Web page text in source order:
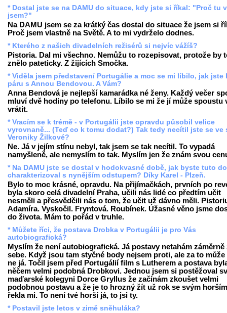
* Dostal jste se na DAMU do situace, kdy jste si říkal: "Proč tu
jsem?"
Na DAMU jsem se za krátký čas dostal do situace že jsem si
Proč jsem vlastně na Světě. A to mi vydrželo dodnes.
* Kterého z našich divadelních režisérů si nejvíc vážíš?
Pistoria. Dal mi všechno. Nemůžu to rozepisovat, protože by
znělo pateticky. Z žijících Smočka.
* Viděla jsem představení Portugálie a moc se mi líbilo, jak jste
páru s Annou Bendovou. A Vám?
Anna Bendová je nejlepší kamarádka né ženy. Každý večer
mluví dvě hodiny po telefonu. Líbilo se mi že jí může spoustu
vrátit.
* Vracím se k trémě - v Portugálii jste opravdu působil velice
vyrovnaně... (Teď co k tomu dodat?) Tak tedy necítil jste se ve
Veroniky Žilkové?
Ne. Já v jejím stínu nebyl, tak jsem se tak necítil. To vypadá
namyšleně, ale nemyslím to tak. Myslím jen že znám svou
* Na DAMU jste se dostal v hodokvasné době, jak byste tuto
charakterizoval s nynějším odstupem? Díky Karel - Plzeň.
Bylo to moc krásné, opravdu. Na přijímačkách, prvních po
byla skoro celá divadelní Praha, učili nás lidé co předtím učit
nesměli a přesvědčili nás o tom, že učit už dávno měli.
Adamíra. Vyskočil. Fryntová. Roubínek. Úžasné věno jsme
do života. Mám to pořád v truhle.
* Můžete říci, že postava Drobka v Portugálii je pro Vás
autobiografická?
Myslím že není autobiografická. Já postavy netahám záměrně
sebe. Když jsou tam styčné body nejsem proti, ale za to může
ne já. Točil jsem před Portugálií film s Lutherem a postava
něčem velmi podobná Drobkovi. Jednou jsem si postěžoval
maďarské kolegyni Dorce Gryllus že začínám zkoušet velmi
podobnou postavu a že je to hrozný žít už rok se svým
řekla mi. To není tvé horší já, to jsi ty.
* Postavil jste letos v zimě sněhuláka?